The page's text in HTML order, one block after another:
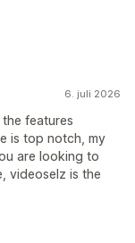
6. juli 2026
features
is top notch, my
are looking to
videoselz is the